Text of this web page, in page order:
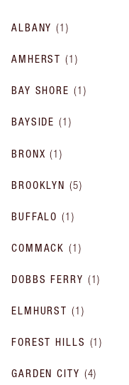
ALBANY (1)
AMHERST (1 )
BAY SHORE (1 )
BAYSIDE (1 )
BRONX (1)
BROOKLYN (5)
BUFFALO (1 )
COMMACK (1 )
DOBBS FERRY (1)
ELMHURST (1 )
FOREST HILLS (1)
GARDEN CITY (4)